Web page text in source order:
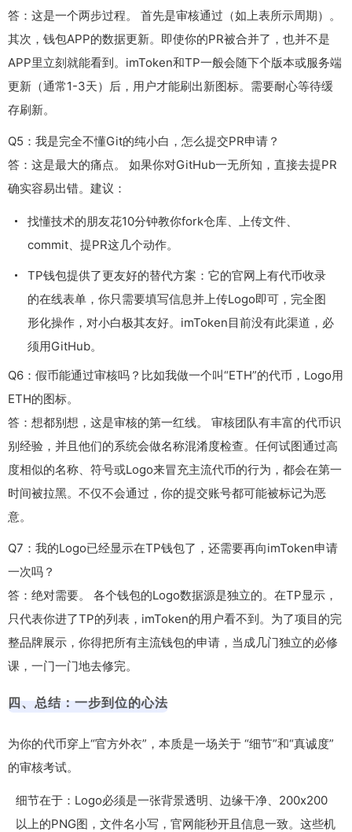
答：这是一个两步过程。 首先是审核通过（如上表所示周期）。
其次，钱包APP的数据更新。即使你的PR被合并了，也并不是
APP里立刻就能看到。imToken和TP一般会随下个版本或服务端
更新（通常1-3天）后，用户才能刷出新图标。需要耐心等待缓
存刷新。
Q5：我是完全不懂Git的纯小白，怎么提交PR申请？
答：这是最大的痛点。 如果你对GitHub一无所知，直接去提PR
确实容易出错。建议：
找懂技术的朋友花10分钟教你fork仓库、上传文件、
commit、提PR这几个动作。
TP钱包提供了更友好的替代方案：它的官网上有代币收录
的在线表单，你只需要填写信息并上传Logo即可，完全图
形化操作，对小白极其友好。imToken目前没有此渠道，必
须用GitHub。
Q6：假币能通过审核吗？比如我做一个叫“ETH”的代币，Logo用
ETH的图标。
答：想都别想，这是审核的第一红线。 审核团队有丰富的代币识
别经验，并且他们的系统会做名称混淆度检查。任何试图通过高
度相似的名称、符号或Logo来冒充主流代币的行为，都会在第一
时间被拉黑。不仅不会通过，你的提交账号都可能被标记为恶
意。
Q7：我的Logo已经显示在TP钱包了，还需要再向imToken申请
一次吗？
答：绝对需要。 各个钱包的Logo数据源是独立的。在TP显示，
只代表你进了TP的列表，imToken的用户看不到。为了项目的完
整品牌展示，你得把所有主流钱包的申请，当成几门独立的必修
课，一门一门地去修完。
四、总结：一步到位的心法
为你的代币穿上“官方外衣”，本质是一场关于 “细节”和“真诚度”
的审核考试。
细节在于：Logo必须是一张背景透明、边缘干净、200x200
以上的PNG图，文件名小写，官网能秒开且信息一致。这些机